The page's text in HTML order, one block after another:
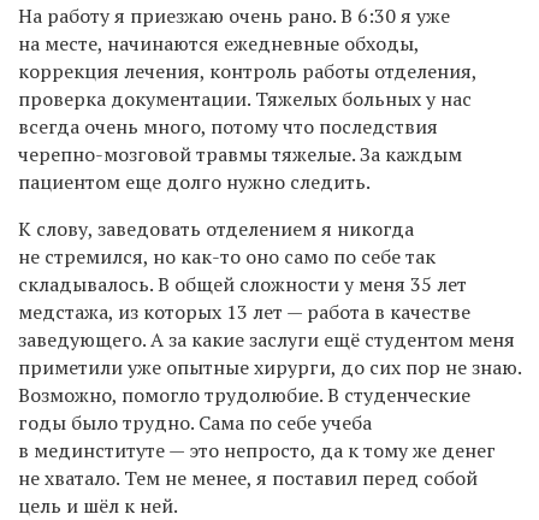
На работу я приезжаю очень рано. В 6:30 я уже
на месте, начинаются ежедневные обходы,
коррекция лечения, контроль работы отделения,
проверка документации. Тяжелых больных у нас
всегда очень много, потому что последствия
черепно-мозговой травмы тяжелые. За каждым
пациентом еще долго нужно следить.
К слову, заведовать отделением я никогда
не стремился, но как-то оно само по себе так
складывалось. В общей сложности у меня 35 лет
медстажа, из которых 13 лет — работа в качестве
заведующего. А за какие заслуги ещё студентом меня
приметили уже опытные хирурги, до сих пор не знаю.
Возможно, помогло трудолюбие. В студенческие
годы было трудно. Сама по себе учеба
в мединституте — это непросто, да к тому же денег
не хватало. Тем не менее, я поставил перед собой
цель и шёл к ней.